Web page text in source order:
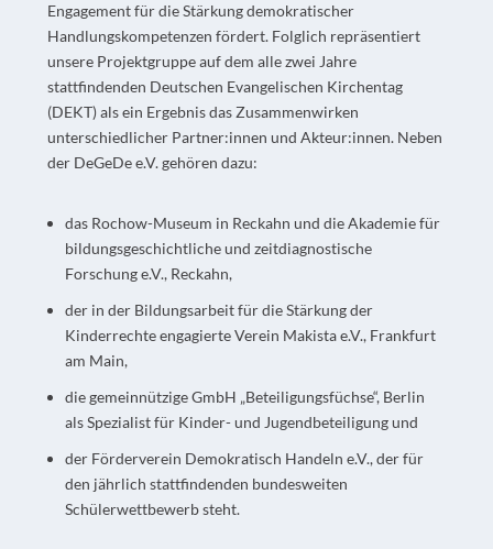
Engagement für die Stärkung demokratischer
Handlungskompetenzen fördert. Folglich repräsentiert
unsere Projektgruppe auf dem alle zwei Jahre
stattfindenden Deutschen Evangelischen Kirchentag
(DEKT) als ein Ergebnis das Zusammenwirken
unterschiedlicher Partner:innen und Akteur:innen. Neben
der DeGeDe e.V. gehören dazu:
das Rochow-Museum in Reckahn und die Akademie für
bildungsgeschichtliche und zeitdiagnostische
Forschung e.V., Reckahn,
der in der Bildungsarbeit für die Stärkung der
Kinderrechte engagierte Verein Makista e.V., Frankfurt
am Main,
die gemeinnützige GmbH „Beteiligungsfüchse“, Berlin
als Spezialist für Kinder- und Jugendbeteiligung und
der Förderverein Demokratisch Handeln e.V., der für
den jährlich stattfindenden bundesweiten
Schülerwettbewerb steht.